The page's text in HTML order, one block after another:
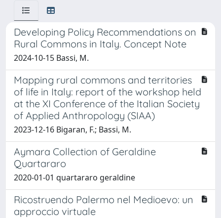
Developing Policy Recommendations on
Rural Commons in Italy. Concept Note
2024-10-15 Bassi, M.
Mapping rural commons and territories
of life in Italy: report of the workshop held
at the XI Conference of the Italian Society
of Applied Anthropology (SIAA)
2023-12-16 Bigaran, F.; Bassi, M.
Aymara Collection of Geraldine
Quartararo
2020-01-01 quartararo geraldine
Ricostruendo Palermo nel Medioevo: un
approccio virtuale